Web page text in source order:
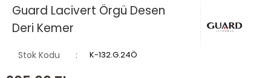
Guard Lacivert Örgü Desen
Deri Kemer
Stok Kodu K-132.G.24Ö